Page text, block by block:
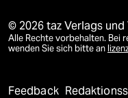
© 2026 taz Verlags und
Alle Rechte vorbehalten. Bei
wenden Sie sich bitte an
Feedback